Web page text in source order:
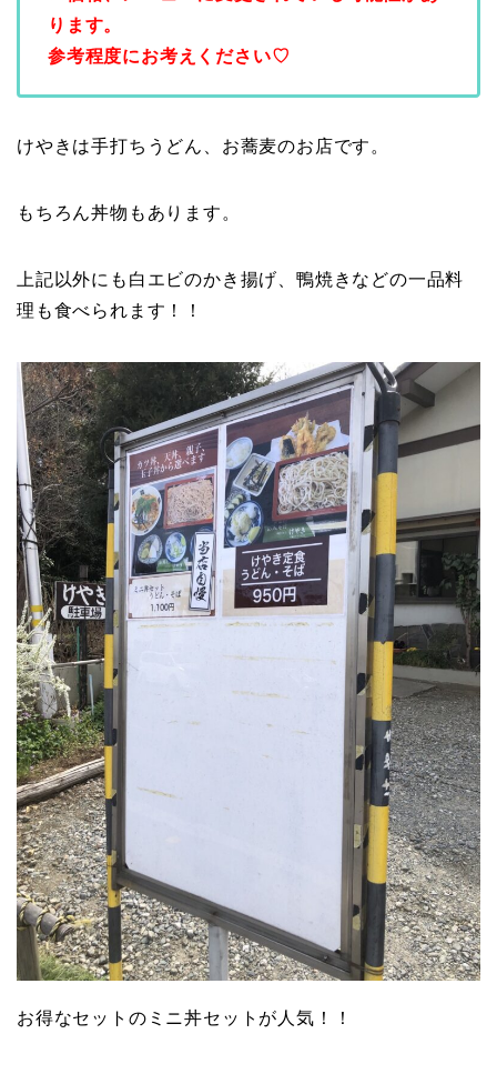
ります。
参考程度にお考えください♡
けやきは手打ちうどん、お蕎麦のお店です。
もちろん丼物もあります。
上記以外にも白エビのかき揚げ、鴨焼きなどの一品料
理も食べられます！！
お得なセットのミニ丼セットが人気！！